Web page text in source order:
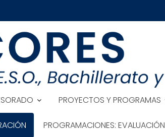
PROYECTOS Y PROGRAMAS
PROGRAMACIONES: EVALUACIÓN